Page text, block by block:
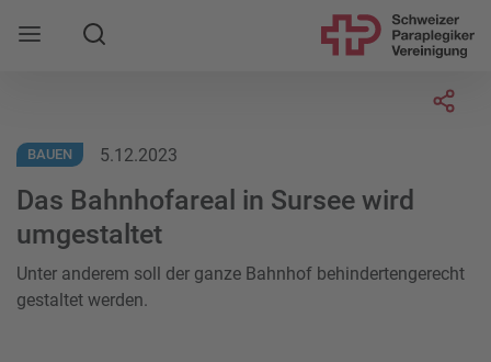
Mobile Navigation öffnen
Suche
BAUEN 5.12.2023
Das Bahnhofareal in Sursee wird
umgestaltet
Unter anderem soll der ganze Bahnhof behindertengerecht
gestaltet werden.